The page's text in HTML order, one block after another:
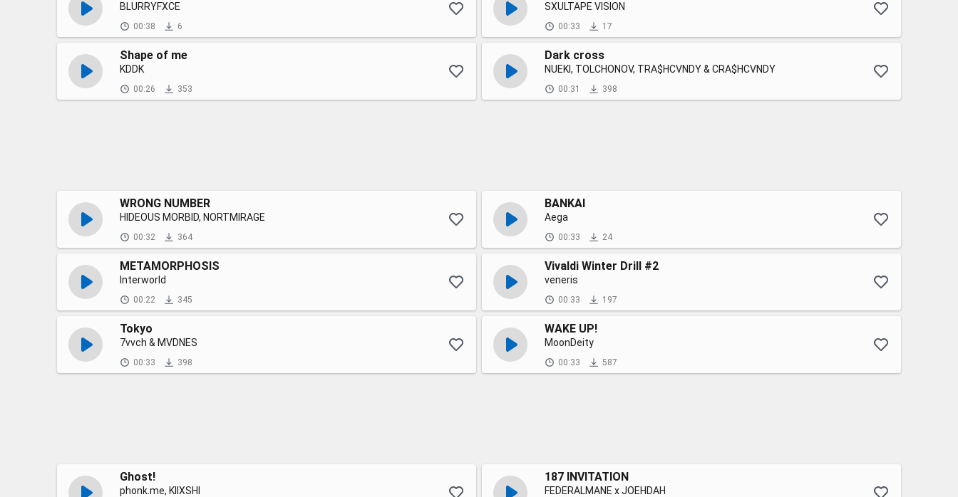
BLURRYFXCE
00:38 6
SXULTAPE VISION
00:33 17
Shape of me
KDDK
00:26 353
Dark cross
NUEKI, TOLCHONOV, TRA$HCVNDY & CRA$HCVNDY
00:31 398
WRONG NUMBER
HIDEOUS MORBID, NORTMIRAGE
00:32 364
BANKAI
Aega
00:33 24
METAMORPHOSIS
Interworld
00:22 345
Vivaldi Winter Drill #2
veneris
00:33 197
Tokyo
7vvch & MVDNES
00:33 398
WAKE UP!
MoonDeity
00:33 587
Ghost!
phonk.me, KIIXSHI
187 INVITATION
FEDERALMANE x JOEHDAH